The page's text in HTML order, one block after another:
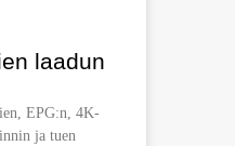
laadun
EPG:n, 4K-
ja tuen